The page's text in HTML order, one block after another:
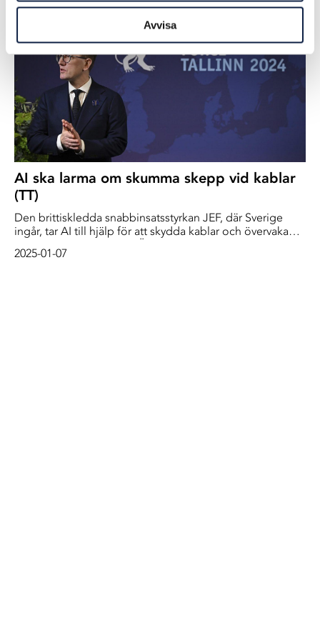
Avvisa
AI ska larma om skumma skepp vid kablar
(TT)
Den brittiskledda snabbinsatsstyrkan JEF, där Sverige
ingår, tar AI till hjälp för att skydda kablar och övervaka
2025-01-07